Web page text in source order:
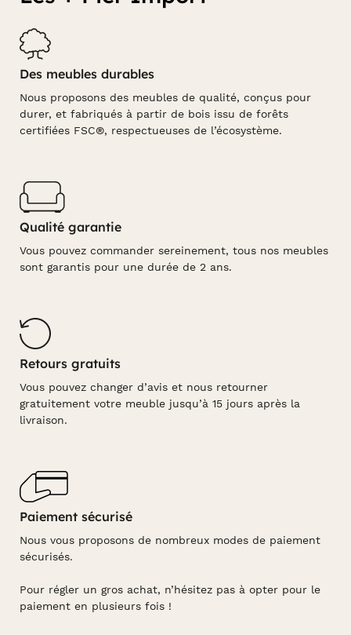
Des meubles durables
Nous proposons des meubles de qualité, conçus pour
durer, et fabriqués à partir de bois issu de forêts
certifiées FSC®, respectueuses de l’écosystème.
Qualité garantie
Vous pouvez commander sereinement, tous nos meubles
sont garantis pour une durée de 2 ans.
Retours gratuits
Vous pouvez changer d’avis et nous retourner
gratuitement votre meuble jusqu’à 15 jours après la
livraison.
Paiement sécurisé
Nous vous proposons de nombreux modes de paiement
sécurisés.
Pour régler un gros achat, n’hésitez pas à opter pour le
paiement en plusieurs fois !